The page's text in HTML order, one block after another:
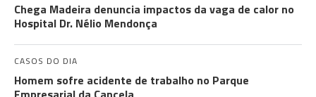
Chega Madeira denuncia impactos da vaga de calor no
Hospital Dr. Nélio Mendonça
CASOS DO DIA
Homem sofre acidente de trabalho no Parque